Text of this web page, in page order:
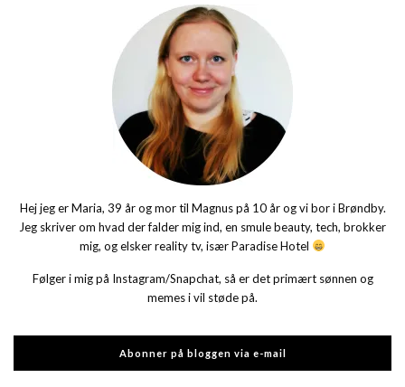
Hej jeg er Maria, 39 år og mor til Magnus på 10 år og vi bor i Brøndby.
Jeg skriver om hvad der falder mig ind, en smule beauty, tech, brokker
mig, og elsker reality tv, især Paradise Hotel
Følger i mig på Instagram/Snapchat, så er det primært sønnen og
memes i vil støde på.
Abonner på bloggen via e-mail